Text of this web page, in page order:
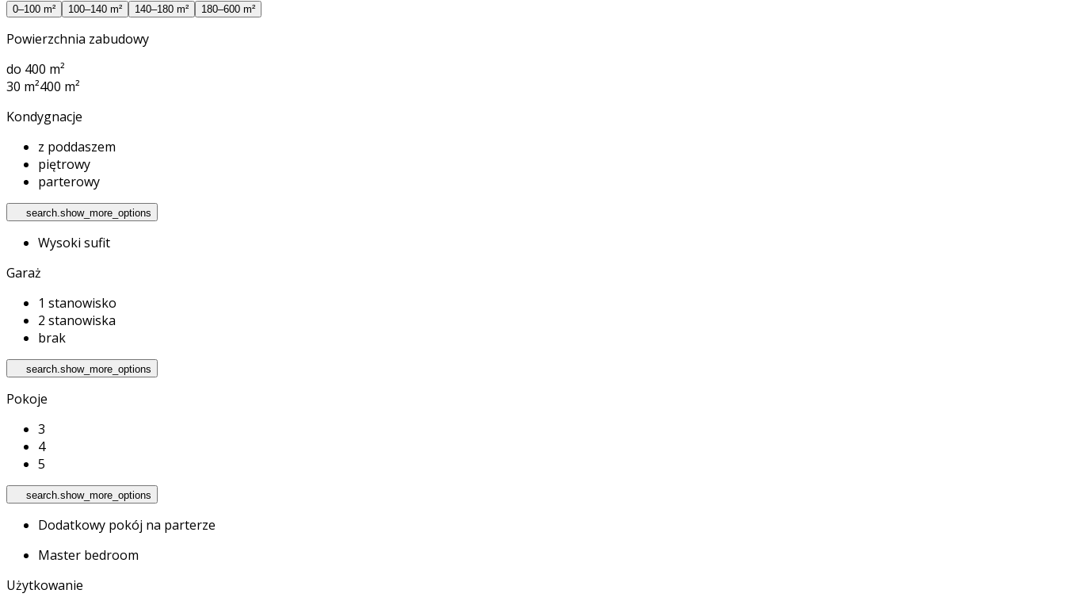
0–100 m² 100–140 m² 140–180 m² 180–600 m²
Powierzchnia zabudowy
do 400 m²
30 m²400 m²
Kondygnacje
z poddaszem
piętrowy
parterowy
search.show_more_options
Wysoki sufit
Garaż
1 stanowisko
2 stanowiska
brak
search.show_more_options
Pokoje
3
4
5
search.show_more_options
Dodatkowy pokój na parterze
Master bedroom
Użytkowanie